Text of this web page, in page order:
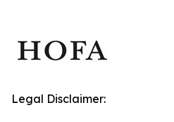
Legal Disclaimer: